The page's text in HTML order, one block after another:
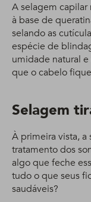
A selagem
à base de
selando as
espécie de
umidade natural
que o cabelo
Selagem
À primeira vista,
tratamento dos
algo que feche
tudo o que seus
saudáveis?